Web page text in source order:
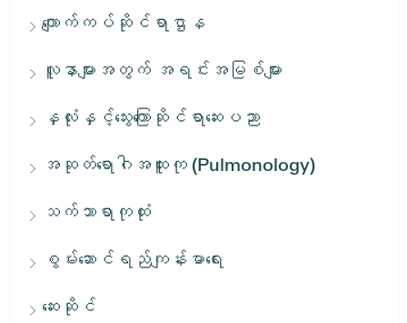
ကျောက်ကပ်ဆိုင်ရာဌာန
လူနာများအတွက် အရင်းအမြစ်များ
နှလုံးနှင့်သွေးကြောဆိုင်ရာဆေးပညာ
အဆုတ်ရောဂါအထူးကု (Pulmonology)
သက်သာရာကုထုံး
စွမ်းဆောင်ရည်ကျန်းမာရေး
ဆေးဆိုင်